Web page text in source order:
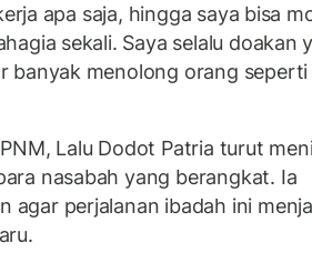
apa saja, hingga saya bisa
sekali. Saya selalu doakan
banyak menolong orang seperti
Lalu Dodot Patria turut
nasabah yang berangkat. Ia
agar perjalanan ibadah ini